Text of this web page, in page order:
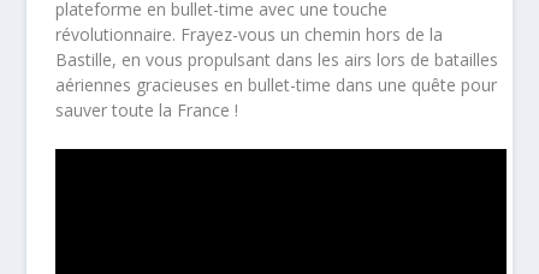
plateforme en bullet-time avec une touche
révolutionnaire. Frayez-vous un chemin hors de la
Bastille, en vous propulsant dans les airs lors de batailles
aériennes gracieuses en bullet-time dans une quête pour
sauver toute la France !